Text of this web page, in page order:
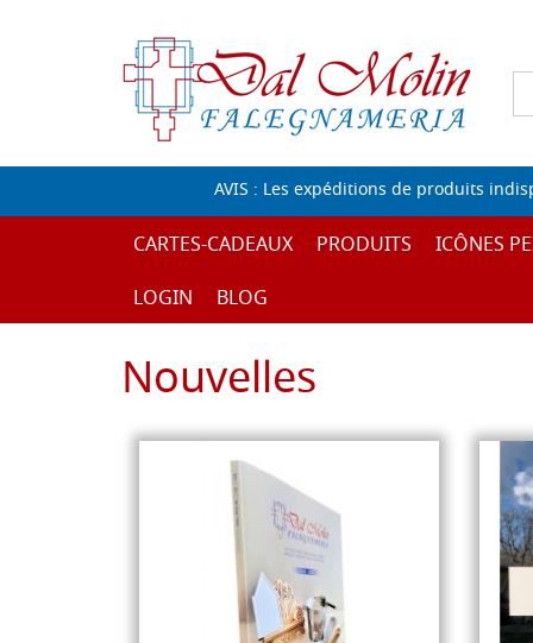
AVIS : Les expéditions de produits
CARTES-CADEAUX PRODUITS
ICÔNES
LOGIN
BLOG
Nouvelles